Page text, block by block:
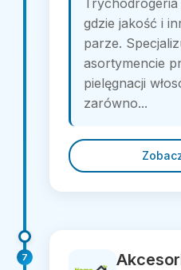
gdzie jakość i
parze.
asortymencie
pielęgnacji
zarówno...
7